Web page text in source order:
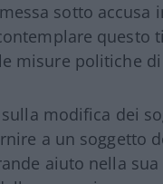
sotto accusa
questo
misure politiche
modifica dei
a un soggetto
aiuto nella